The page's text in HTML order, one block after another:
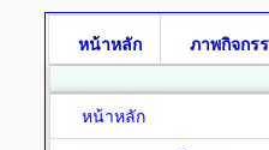
หน้าหลัก ภาพกิจกร
หน้าหลัก